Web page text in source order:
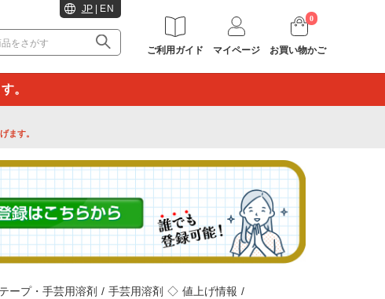
。
ます。
ープ・手芸用溶剤 / 手芸用溶剤 ◇ 値上げ情報 /
JP EN
ご利用ガイド マイページ
0
お買い物かご